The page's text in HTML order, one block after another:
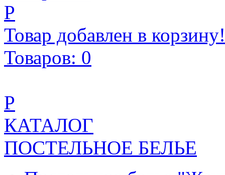
Р
Товар добавлен в корзину!
Товаров: 0
Р
КАТАЛОГ
ПОСТЕЛЬНОЕ БЕЛЬЕ